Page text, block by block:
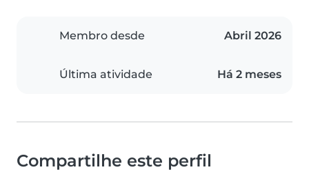
Membro desde Abril 2026
Última atividade Há 2 meses
Compartilhe este perfil